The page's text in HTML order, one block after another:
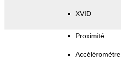
XVID
Proximité
Accéléromètre